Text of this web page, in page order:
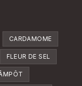
CARDAMOME
FLEUR DE SEL